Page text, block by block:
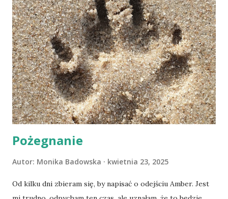
Pożegnanie
Autor: Monika Badowska kwietnia 23, 2025
Od kilku dni zbieram się, by napisać o odejściu Amber. Jest